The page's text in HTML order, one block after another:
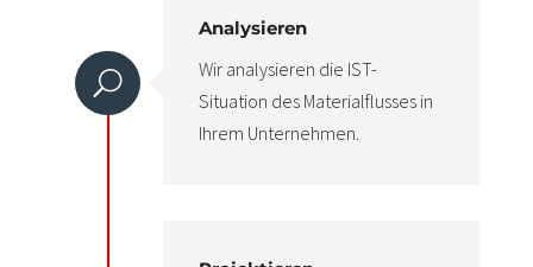
U
Analysieren
Wir analysieren die IST-
Situation des Materialflusses in
Ihrem Unternehmen.